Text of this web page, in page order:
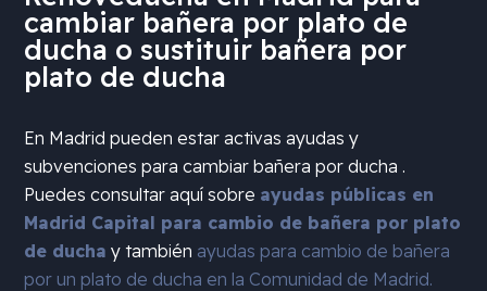
cambiar bañera por plato de
ducha o sustituir bañera por
plato de ducha
En Madrid pueden estar activas ayudas y
subvenciones para cambiar bañera por ducha .
Puedes consultar aquí sobre ayudas públicas en
Madrid Capital para cambio de bañera por plato
de ducha y también ayudas para cambio de bañera
por un plato de ducha en la Comunidad de Madrid.